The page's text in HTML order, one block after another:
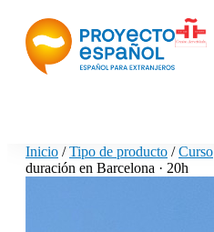
Inicio /Tipo de producto /Curso
duración en Barcelona · 20h